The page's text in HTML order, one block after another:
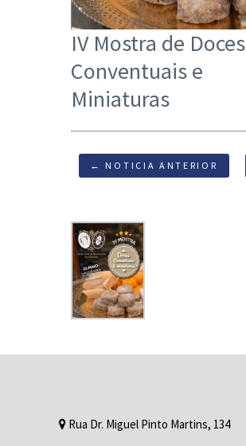
IV Mostra de Doces
Conventuais e
Miniaturas
← NOTICIA ANTERIOR
Rua Dr. Miguel Pinto Martins, 134